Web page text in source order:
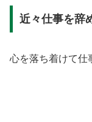
近々仕事を辞
心を落ち着けて仕